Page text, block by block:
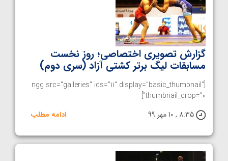
گزارش تصویری اختصاصی؛ روز نخست
مسابقات لیگ برتر کشتی آزاد (سری دوم)
[ngg src="galleries" ids="11" display="basic_thumbnail"
thumbnail_crop="0"]
8:35 , 10 مهر 99
ادامه مطلب